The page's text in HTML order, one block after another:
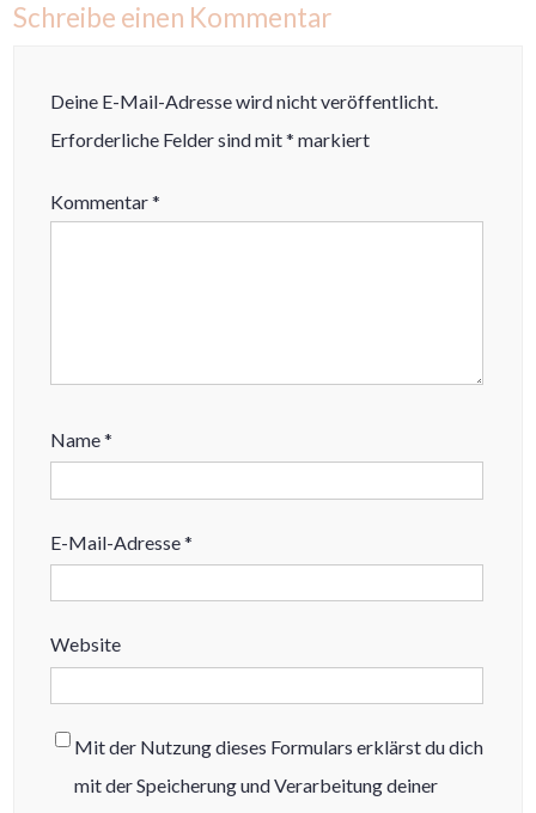
Schreibe einen Kommentar
Deine E-Mail-Adresse wird nicht veröffentlicht.
Erforderliche Felder sind mit* markiert
Kommentar*
Name*
E-Mail-Adresse*
Website
Mit der Nutzung dieses Formulars erklärst du dich
mit der Speicherung und Verarbeitung deiner